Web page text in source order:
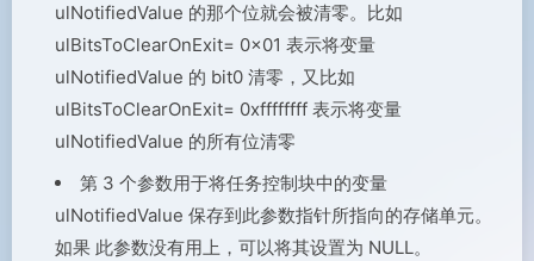
ulNotifiedValue 的那个位就会被清零。比如
ulBitsToClearOnExit= 0x01 表示将变量
ulNotifiedValue 的 bit0 清零，又比如
ulBitsToClearOnExit= 0xffffffff 表示将变量
ulNotifiedValue 的所有位清零
第 3 个参数用于将任务控制块中的变量
ulNotifiedValue 保存到此参数指针所指向的存储单元。
如果 此参数没有用上，可以将其设置为 NULL。